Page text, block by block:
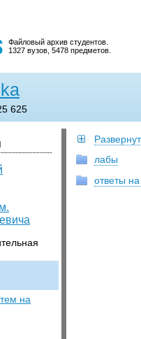
Файловый архив студентов.
1327 вузов, 5478 предметов.
625
на
лабы
ответы на